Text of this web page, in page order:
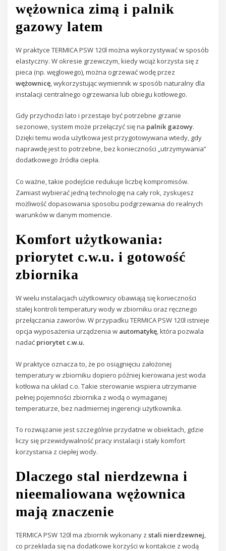
wężownica zimą i palnik
gazowy latem
W praktyce TERMICA PSW 120l można wykorzystywać w sposób
elastyczny. W okresie grzewczym, kiedy wciąż korzysta się z
pieca (np. węglowego), można ogrzewać wodę przez
wężownicę, wykorzystując wymiennik w sposób naturalny dla
instalacji centralnego ogrzewania lub obiegu kotłowego.
Gdy przychodzi lato i przestaje być potrzebne grzanie
sezonowe, system może przełączyć się na palnik gazowy.
Dzięki temu woda użytkowa jest przygotowywana wtedy, gdy
naprawdę jest to potrzebne, bez konieczności „utrzymywania”
dodatkowego źródła ciepła.
Co ważne, takie podejście redukuje liczbę kompromisów.
Zamiast wybierać jedną technologię na cały rok, zyskujesz
możliwość dopasowania sposobu podgrzewania do realnych
warunków w danym momencie.
Komfort użytkowania:
priorytet c.w.u. i gotowość
zbiornika
W wielu instalacjach użytkownicy obawiają się konieczności
stałej kontroli temperatury wody w zbiorniku oraz ręcznego
przełączania zaworów. W przypadku TERMICA PSW 120l istnieje
opcja wyposażenia urządzenia w automatykę, która pozwala
nadać priorytet c.w.u.
W praktyce oznacza to, że po osiągnięciu założonej
temperatury w zbiorniku dopiero później kierowana jest woda
kotłowa na układ c.o. Takie sterowanie wspiera utrzymanie
pełnej pojemności zbiornika z wodą o wymaganej
temperaturze, bez nadmiernej ingerencji użytkownika.
To rozwiązanie jest szczególnie przydatne w obiektach, gdzie
liczy się przewidywalność pracy instalacji i stały komfort
korzystania z ciepłej wody.
Dlaczego stal nierdzewna i
nieemaliowana wężownica
mają znaczenie
TERMICA PSW 120l ma zbiornik wykonany zstali nierdzewnej,
co przekłada się na dodatkowe korzyści w kontakcie z wodą